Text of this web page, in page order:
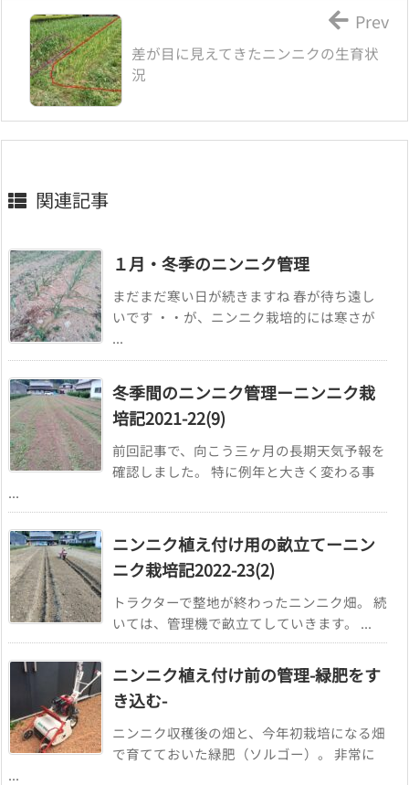
差が目に見えてきたニンニクの生育状
況
Prev
関連記事
１月・冬季のニンニク管理
まだまだ寒い日が続きますね 春が待ち遠し
いです ・・が、ニンニク栽培的には寒さが
...
冬季間のニンニク管理ーニンニク栽
培記2021-22(9)
前回記事で、向こう三ヶ月の長期天気予報を
確認しました。 特に例年と大きく変わる事
...
ニンニク植え付け用の畝立てーニン
ニク栽培記2022-23(2)
トラクターで整地が終わったニンニク畑。 続
いては、管理機で畝立てしていきます。 ...
ニンニク植え付け前の管理-緑肥をす
き込む-
ニンニク収穫後の畑と、今年初栽培になる畑
で育てておいた緑肥（ソルゴー）。 非常に
...